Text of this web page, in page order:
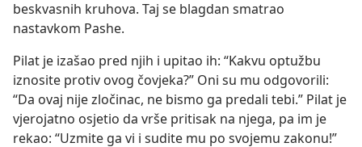
beskvasnih kruhova. Taj se blagdan smatrao
nastavkom Pashe.
Pilat je izašao pred njih i upitao ih: “Kakvu optužbu
iznosite protiv ovog čovjeka?” Oni su mu odgovorili:
“Da ovaj nije zločinac, ne bismo ga predali tebi.” Pilat je
vjerojatno osjetio da vrše pritisak na njega, pa im je
rekao: “Uzmite ga vi i sudite mu po svojemu zakonu!”